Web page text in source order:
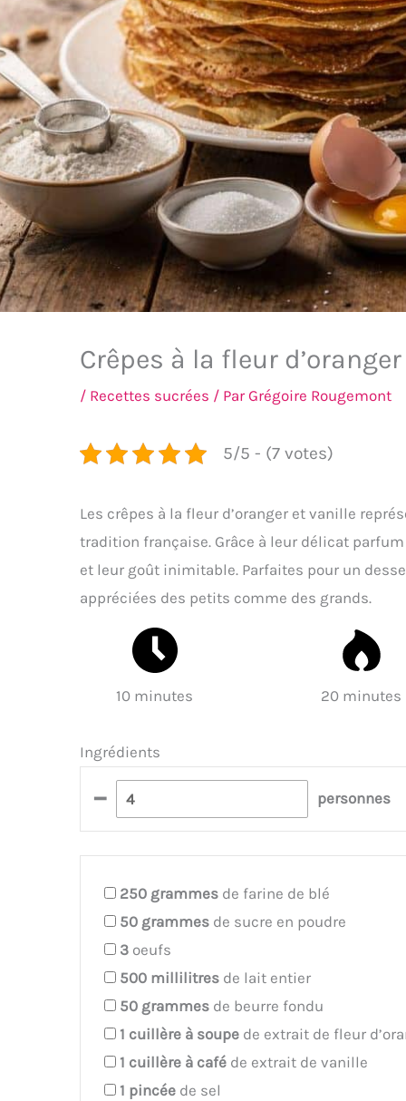
Crêpes à la fleur
/ Recettes sucrées / ParGrégoire Rougemont
5/5 - (7 votes)
Les crêpes à la fleur d’oranger et vanille
tradition française. Grâce à leur délicat
et leur goût inimitable. Parfaites pour un
appréciées des petits comme des grands.
10 minutes 20 minutes
Ingrédients
– personnes
250 grammes de farine de blé
50 grammes de sucre en poudre
3 oeufs
500 millilitres de lait entier
50 grammes de beurre fondu
1 cuillère à soupe de extrait de fleur
1 cuillère à café de extrait de vanille
1 pincée de sel